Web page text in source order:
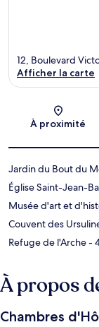
12, Boulevard
Afficher la carte
À proximité
Jardin du Bout du
Église Saint-Jean-
Musée d'art et
Couvent des
Refuge de l'Arche-
À propos
Chambres